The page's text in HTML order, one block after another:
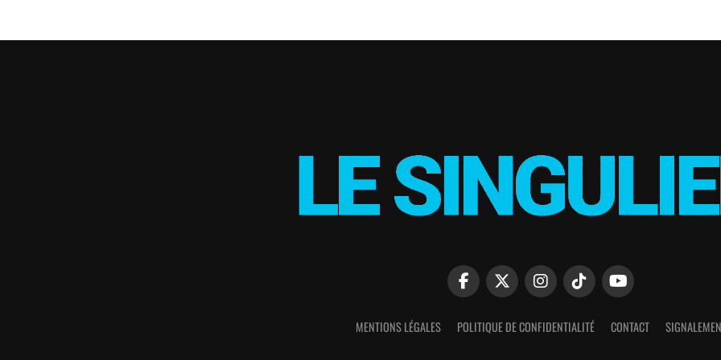
MENTIONS LÉGALES POLITIQUE DE CONFIDENTIALITÉ CONTACT